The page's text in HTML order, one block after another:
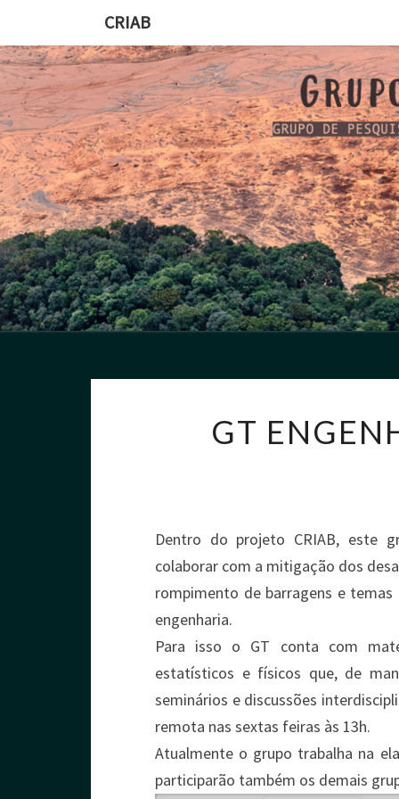
CRIAB
GT
Dentro do projeto CRIAB, este
colaborar com a mitigação dos
rompimento de barragens e
engenharia.
Para isso o GT conta com
estatísticos e físicos que, de
seminários e discussões
remota nas sextas feiras às 13h.
Atualmente o grupo trabalha na
participarão também os demais